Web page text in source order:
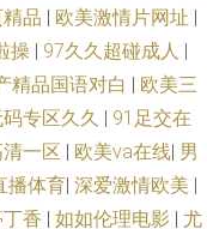
品 | 欧美激情片网址 |
操 | 97久久超碰成人 |
精品国语对白 | 欧美三
专区久久 | 91足交在
一区 | 欧美va在线| 男
播体育| 深爱激情欧美 |
香 | 如如伦理电影 | 尤